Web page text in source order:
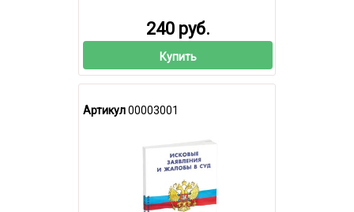
240 руб.
Купить
Артикул00003001